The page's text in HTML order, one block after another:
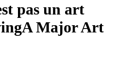
pas un art
A Major Art